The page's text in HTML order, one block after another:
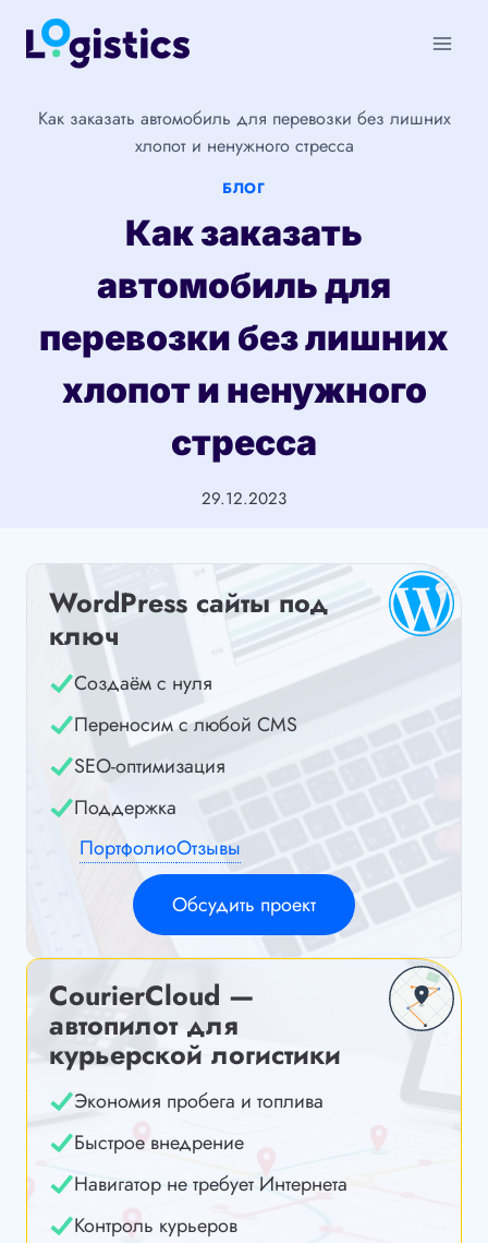
Перейти
Как заказать автомобиль для перевозки без лишних
хлопот и ненужного стресса
БЛОГ
Как заказать
автомобиль для
перевозки без лишних
хлопот и ненужного
стресса
29.12.2023
WordPress сайты под
ключ
Создаём с нуля
Переносим с любой CMS
SEO-оптимизация
Поддержка
ПортфолиоОтзывы
Обсудить проект
CourierCloud —
автопилот для
курьерской логистики
Экономия пробега и топлива
Быстрое внедрение
Навигатор не требует Интернета
Контроль курьеров